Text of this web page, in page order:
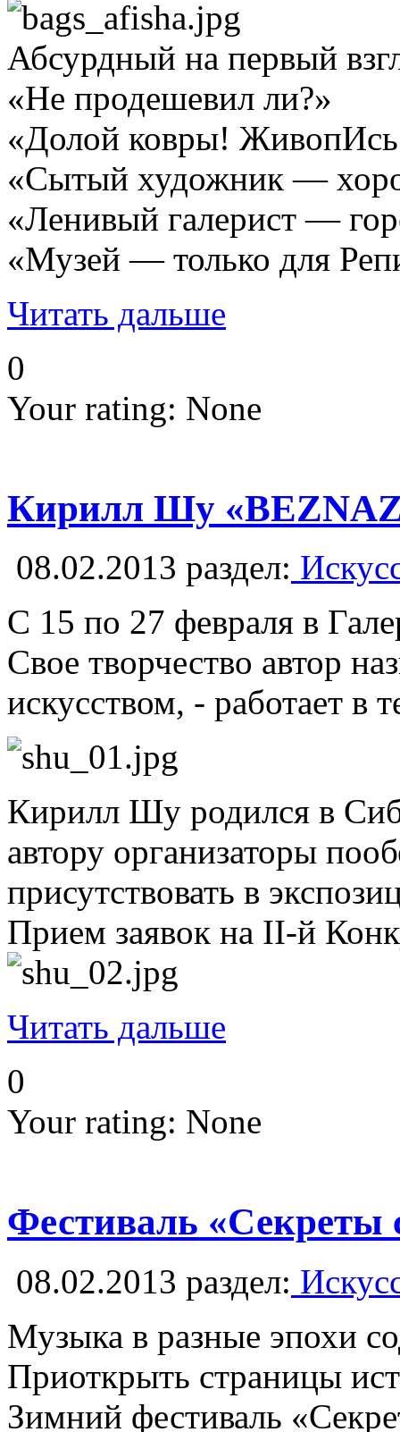
Абсурдный на первый
«Не продешевил ли?»
«Долой ковры!
«Сытый художник —
«Ленивый галерист —
«Музей — только для
Читать дальше
0
Your rating: None
Кирилл Шу
08.02.2013 раздел:
С 15 по 27 февраля в
Свое творчество автор
искусством, - работает в
Кирилл Шу родился в
автору организаторы
присутствовать в
Прием заявок на II-й
Читать дальше
0
Your rating: None
Фестиваль «Секреты
08.02.2013 раздел:
Музыка в разные эпохи
Приоткрыть страницы
Зимний фестиваль